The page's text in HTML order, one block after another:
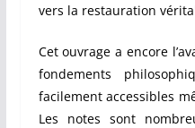
vers la restauration
Cet ouvrage a encore
fondements
facilement accessibles
Les notes sont